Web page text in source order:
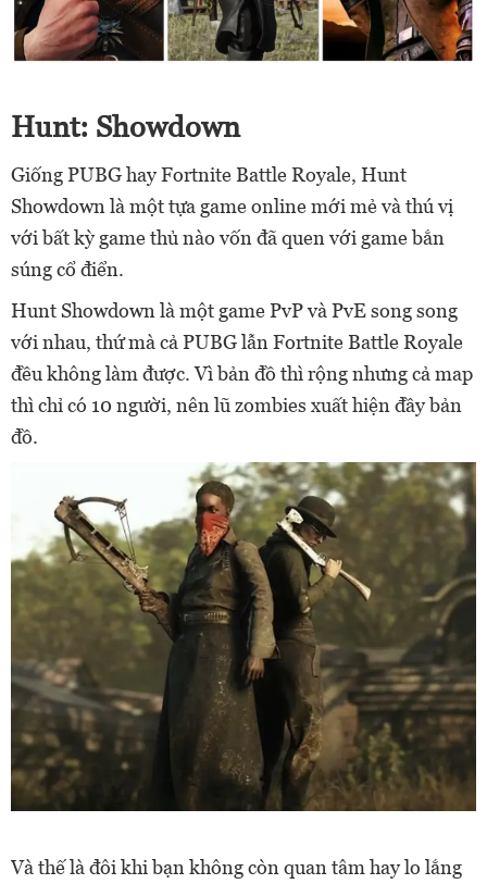
Hunt: Showdown
Giống PUBG hay Fortnite Battle Royale, Hunt
Showdown là một tựa game online mới mẻ và thú vị
với bất kỳ game thủ nào vốn đã quen với game bắn
súng cổ điển.
Hunt Showdown là một game PvP và PvE song song
với nhau, thứ mà cả PUBG lẫn Fortnite Battle Royale
đều không làm được. Vì bản đồ thì rộng nhưng cả map
thì chỉ có 10 người, nên lũ zombies xuất hiện đầy bản
đồ.
Và thế là đôi khi bạn không còn quan tâm hay lo lắng